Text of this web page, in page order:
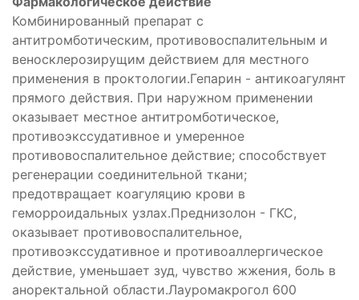
Комбинированный препарат с
антитромботическим, противовоспалительным и
веносклерозирущим действием для местного
применения в проктологии.Гепарин - антикоагулянт
прямого действия. При наружном применении
оказывает местное антитромботическое,
противоэкссудативное и умеренное
противовоспалительное действие; способствует
регенерации соединительной ткани;
предотвращает коагуляцию крови в
геморроидальных узлах.Преднизолон - ГКС,
оказывает противовоспалительное,
противоэкссудативное и противоаллергическое
действие, уменьшает зуд, чувство жжения, боль в
аноректальной области.Лауромакрогол 600